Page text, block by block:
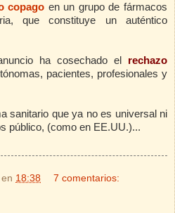
copago en un grupo de fármacos
que constituye un auténtico
ha cosechado el rechazo
pacientes, profesionales y
sanitario que ya no es universal ni
público, (como en EE.UU.)...
en 18:38 7 comentarios: